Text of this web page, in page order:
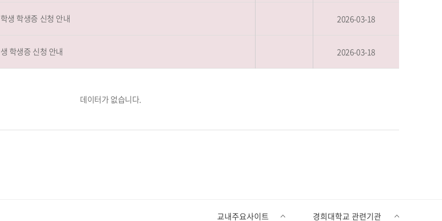
생 학생증 신청 안내 2026-03-18
학생증 신청 안내 2026-03-18
데이터가 없습니다.